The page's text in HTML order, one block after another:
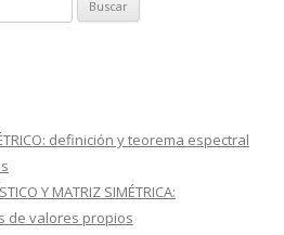
definición y teorema espectral
Y MATRIZ SIMÉTRICA:
de valores propios